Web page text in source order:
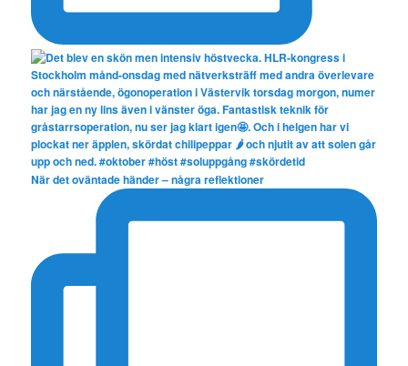
När det oväntade händer – några reflektioner